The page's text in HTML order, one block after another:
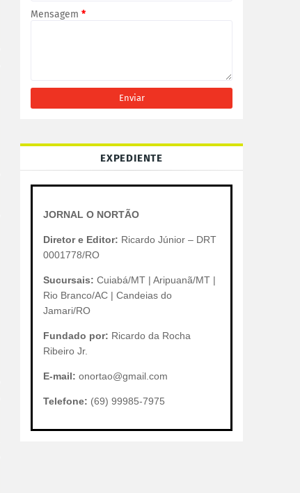
Mensagem *
EXPEDIENTE
JORNAL O NORTÃO
Diretor e Editor: Ricardo Júnior – DRT
0001778/RO
Sucursais: Cuiabá/MT | Aripuanã/MT |
Rio Branco/AC | Candeias do
Jamari/RO
Fundado por: Ricardo da Rocha
Ribeiro Jr.
E-mail: onortao@gmail.com
Telefone: (69) 99985-7975